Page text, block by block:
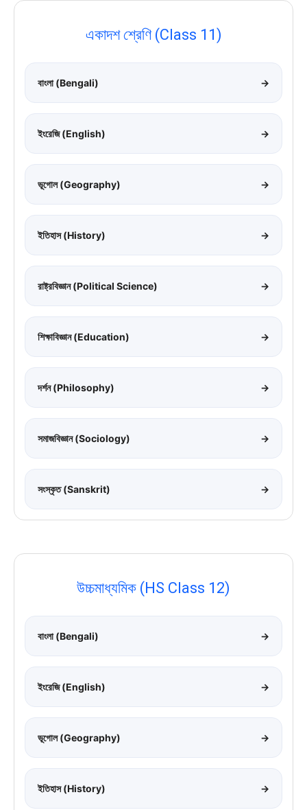
একাদশ শ্রেণি (Class 11)
বাংলা (Bengali) →
ইংরেজি (English) →
ভূগোল (Geography) →
ইতিহাস (History) →
রাষ্ট্রবিজ্ঞান (Political Science) →
শিক্ষাবিজ্ঞান (Education) →
দর্শন (Philosophy) →
সমাজবিজ্ঞান (Sociology) →
সংস্কৃত (Sanskrit) →
উচ্চমাধ্যমিক (HS Class 12)
বাংলা (Bengali) →
ইংরেজি (English) →
ভূগোল (Geography) →
ইতিহাস (History) →